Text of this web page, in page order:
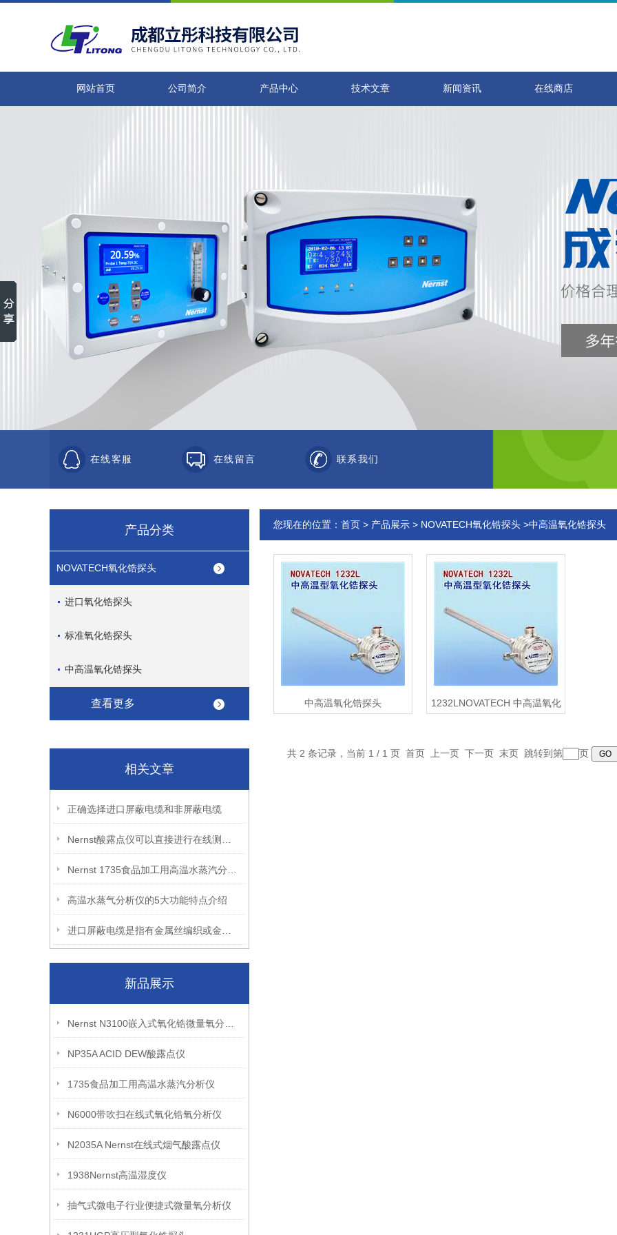
网站首页 公司简介 产品中心 技术文章 新闻资讯 在线商店
在线客服 在线留言 联系我们
产品分类
NOVATECH氧化锆探头
进口氧化锆探头
标准氧化锆探头
中高温氧化锆探头
查看更多
相关文章
正确选择进口屏蔽电缆和非屏蔽电缆
高温水蒸气分析仪的5大功能特点介绍
新品展示
NP35A ACID DEW酸露点仪
1735食品加工用高温水蒸汽分析仪
N6000带吹扫在线式氧化锆氧分析仪
N2035A Nernst在线式烟气酸露点仪
1938Nernst高温湿度仪
抽气式微电子行业便捷式微量氧分析仪
您现在的位置： 首页 > 产品展示 > NOVATECH氧化锆探头 >中高温氧化锆探头
中高温氧化锆探头
1232LNOVATECH 中高温氧化
共 2 条记录，当前 1 / 1 页 首页 上一页 下一页 末页 跳转到第 页